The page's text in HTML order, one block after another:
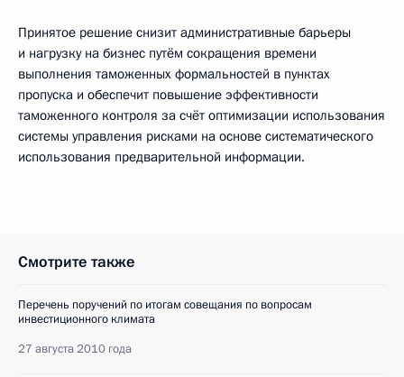
Принятое решение снизит административные барьеры
и нагрузку на бизнес путём сокращения времени
выполнения таможенных формальностей в пунктах
пропуска и обеспечит повышение эффективности
таможенного контроля за счёт оптимизации использования
системы управления рисками на основе систематического
использования предварительной информации.
Смотрите также
Перечень поручений по итогам совещания по вопросам
инвестиционного климата
27 августа 2010 года